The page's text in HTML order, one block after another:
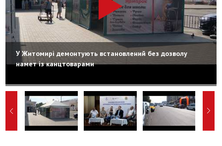
У Житомирі демонтують встановлений без дозволу
намет із канцтоварами